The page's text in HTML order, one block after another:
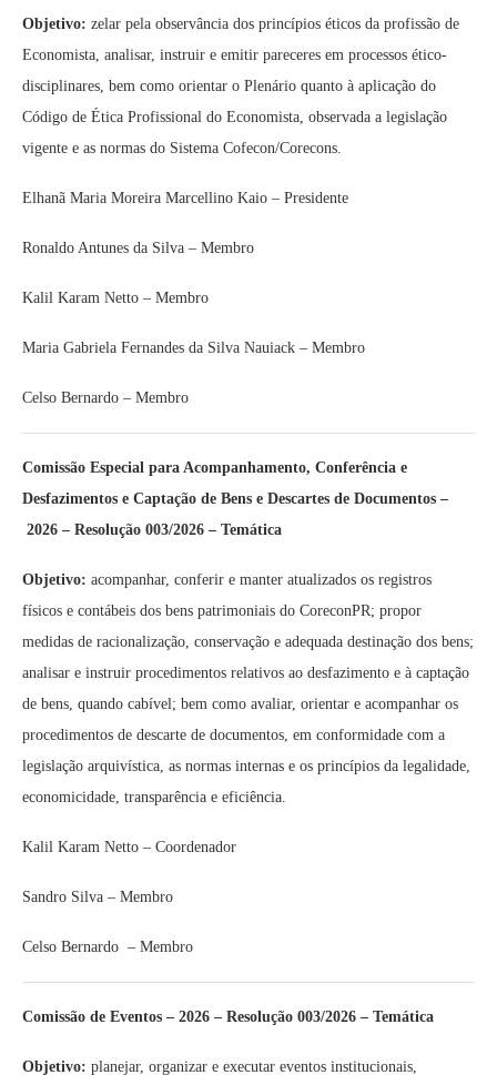
Objetivo: zelar pela observância dos princípios éticos da profissão de
Economista, analisar, instruir e emitir pareceres em processos ético-
disciplinares, bem como orientar o Plenário quanto à aplicação do
Código de Ética Profissional do Economista, observada a legislação
vigente e as normas do Sistema Cofecon/Corecons.
Elhanã Maria Moreira Marcellino Kaio – Presidente
Ronaldo Antunes da Silva – Membro
Kalil Karam Netto – Membro
Maria Gabriela Fernandes da Silva Nauiack – Membro
Celso Bernardo – Membro
Comissão Especial para Acompanhamento, Conferência e
Desfazimentos e Captação de Bens e Descartes de Documentos –
2026 – Resolução 003/2026 – Temática
Objetivo: acompanhar, conferir e manter atualizados os registros
físicos e contábeis dos bens patrimoniais do CoreconPR; propor
medidas de racionalização, conservação e adequada destinação dos bens;
analisar e instruir procedimentos relativos ao desfazimento e à captação
de bens, quando cabível; bem como avaliar, orientar e acompanhar os
procedimentos de descarte de documentos, em conformidade com a
legislação arquivística, as normas internas e os princípios da legalidade,
economicidade, transparência e eficiência.
Kalil Karam Netto – Coordenador
Sandro Silva – Membro
Celso Bernardo – Membro
Comissão de Eventos – 2026 – Resolução 003/2026 – Temática
Objetivo: planejar, organizar e executar eventos institucionais,